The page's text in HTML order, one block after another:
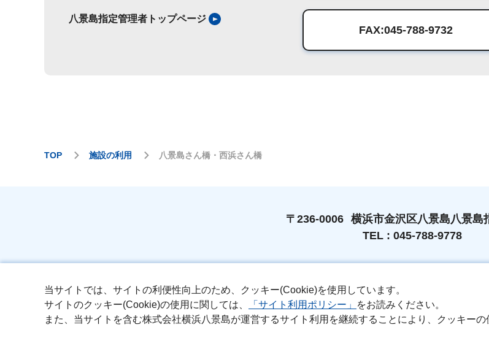
八景島指定管理者トップページ
FAX:045-788-9732
TOP 施設の利用 八景島さん橋・西浜さん橋
当サイトでは、サイトの利便性向上のため、クッキー(Cookie)を使用しています。
サイトのクッキー(Cookie)の使用に関しては、
「サイト利用ポリシー」
をお読みください。
また、当サイトを含む株式会社横浜八景島が運営するサイト利用を継続することにより、クッキーの
〒236-0006 横浜市金沢区八景島八景島
TEL : 045-788-9778
サイトマップ 指定管理者選定評価委員会評価報告書について